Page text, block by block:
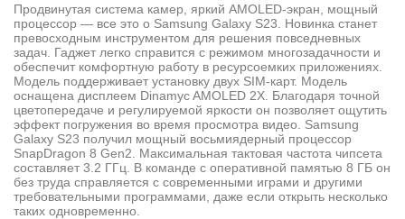
Продвинутая система камер, яркий AMOLED-экран, мощный
процессор — все это о Samsung Galaxy S23. Новинка станет
превосходным инструментом для решения повседневных
задач. Гаджет легко справится с режимом многозадачности и
обеспечит комфортную работу в ресурсоемких приложениях.
Модель поддерживает установку двух SIM-карт. Модель
оснащена дисплеем Dinamyc AMOLED 2X. Благодаря точной
цветопередаче и регулируемой яркости он позволяет ощутить
эффект погружения во время просмотра видео. Samsung
Galaxy S23 получил мощный восьмиядерный процессор
SnapDragon 8 Gen2. Максимальная тактовая частота чипсета
составляет 3.2 ГГц. В команде с оперативной памятью 8 ГБ он
без труда справляется с современными играми и другими
требовательными программами, даже если открыть несколько
таких одновременно.